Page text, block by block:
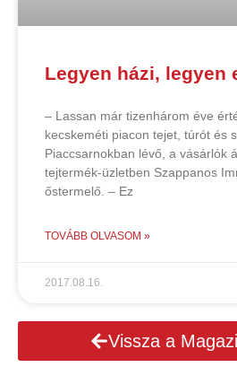
Legyen házi, legyen
– Lassan már tizenhárom éve
kecskeméti piacon tejet, túrót és
Piaccsarnokban lévő, a vásárlók
tejtermék-üzletben Szappanos
őstermelő. – Ez
TOVÁBB OLVASOM »
2017.08.16.
Vissza a